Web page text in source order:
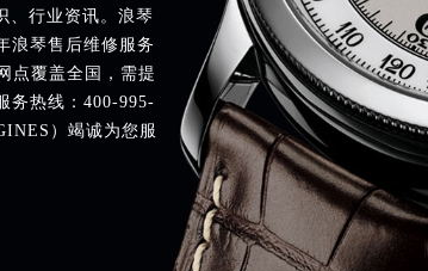
、行业资讯。浪琴
浪琴售后维修服务
点覆盖全国，需提
务热线：400-995-
）竭诚为您服